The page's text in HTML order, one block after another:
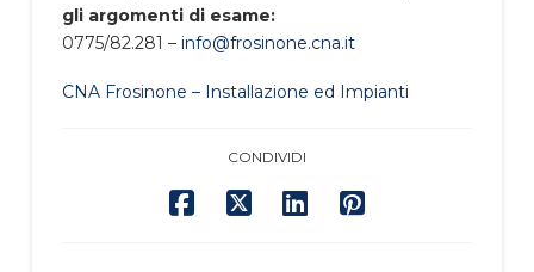
gli argomenti di esame:
0775/82.281 – info@frosinone.cna.it
CNA Frosinone – Installazione ed Impianti
CONDIVIDI